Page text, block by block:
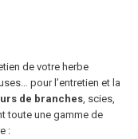
de votre herbe
pour l’entretien et la
de branches, scies,
toute une gamme de
: